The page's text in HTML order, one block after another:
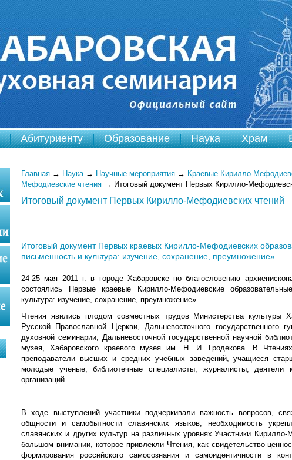
Абитуриенту Образование Наука Храм
Главная → Наука → Научные мероприятия → Краевые Кирилло-
Мефодиевские чтения → Итоговый документ Первых Кирилло-
Итоговый документ Первых Кирилло-Мефодиевских чтений
Итоговый документ Первых краевых Кирилло-Мефодиевских
письменность и культура: изучение, сохранение, преумножение»
24-25 мая 2011 г. в городе Хабаровске по благословению
состоялись Первые краевые Кирилло-Мефодиевские
культура: изучение, сохранение, преумножение».
Чтения явились плодом совместных трудов Министерства культуры
Русской Православной Церкви, Дальневосточного государственного
духовной семинарии, Дальневосточной государственной научной
музея, Хабаровского краевого музея им. Н .И. Гродекова. В
преподаватели высших и средних учебных заведений, учащиеся
молодые ученые, библиотечные специалисты, журналисты, деятели
организаций.
В ходе выступлений участники подчеркивали важность вопросов,
общности и самобытности славянских языков, необходимость
славянских и других культур на различных уровнях.Участники
большом внимании, которое привлекли Чтения, как свидетельство
формирования российского самосознания и самоидентичности в